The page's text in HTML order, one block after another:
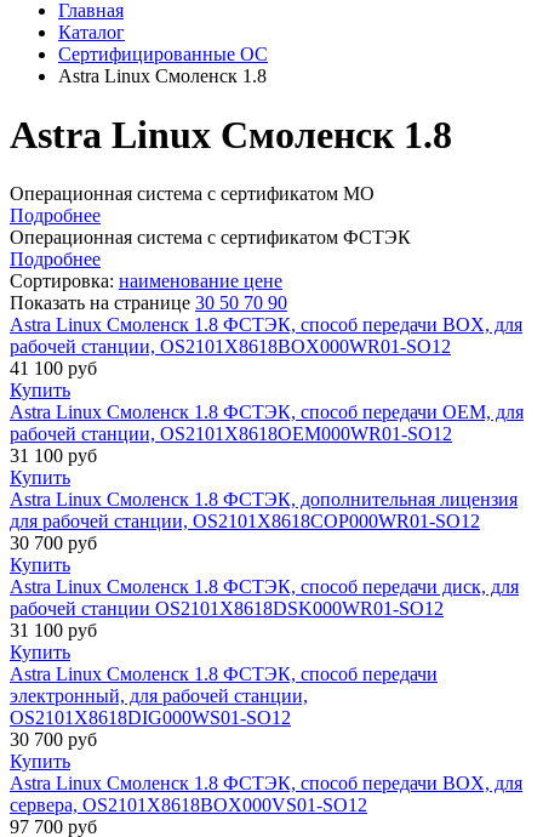
Главная
Каталог
Сертифицированные ОС
Astra Linux Смоленск 1.8
Astra Linux Смоленск 1.8
Операционная система с сертификатом МО
Подробнее
Операционная система с сертификатом ФСТЭК
Подробнее
Сортировка: наименование цене
Показать на странице 30 50 70 90
Astra Linux Смоленск 1.8 ФСТЭК, способ передачи BOX, для
рабочей станции, OS2101X8618BOX000WR01-SO12
41 100 руб
Купить
Astra Linux Смоленск 1.8 ФСТЭК, способ передачи OEM, для
рабочей станции, OS2101X8618OEM000WR01-SO12
31 100 руб
Купить
Astra Linux Смоленск 1.8 ФСТЭК, дополнительная лицензия
для рабочей станции, OS2101X8618COP000WR01-SO12
30 700 руб
Купить
Astra Linux Смоленск 1.8 ФСТЭК, способ передачи диск, для
рабочей станции OS2101X8618DSK000WR01-SO12
31 100 руб
Купить
Astra Linux Смоленск 1.8 ФСТЭК, способ передачи
электронный, для рабочей станции,
OS2101X8618DIG000WS01-SO12
30 700 руб
Купить
Astra Linux Смоленск 1.8 ФСТЭК, способ передачи BOX, для
сервера, OS2101X8618BOX000VS01-SO12
97 700 руб